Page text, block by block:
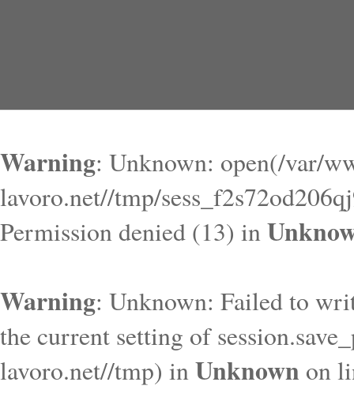
Warning: Unknown: open(/var/
lavoro.net//tmp/
Permission denied (13) in
Warning: Unknown: Failed to
the current setting of
lavoro.net//tmp) inUnknown on